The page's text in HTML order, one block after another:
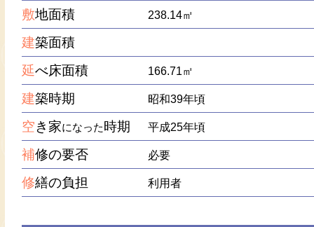
敷地面積 238.14㎡
建築面積
延べ床面積 166.71㎡
建築時期 昭和39年頃
空き家になった 時期 平成25年頃
補修の要否 必要
修繕の負担 利用者